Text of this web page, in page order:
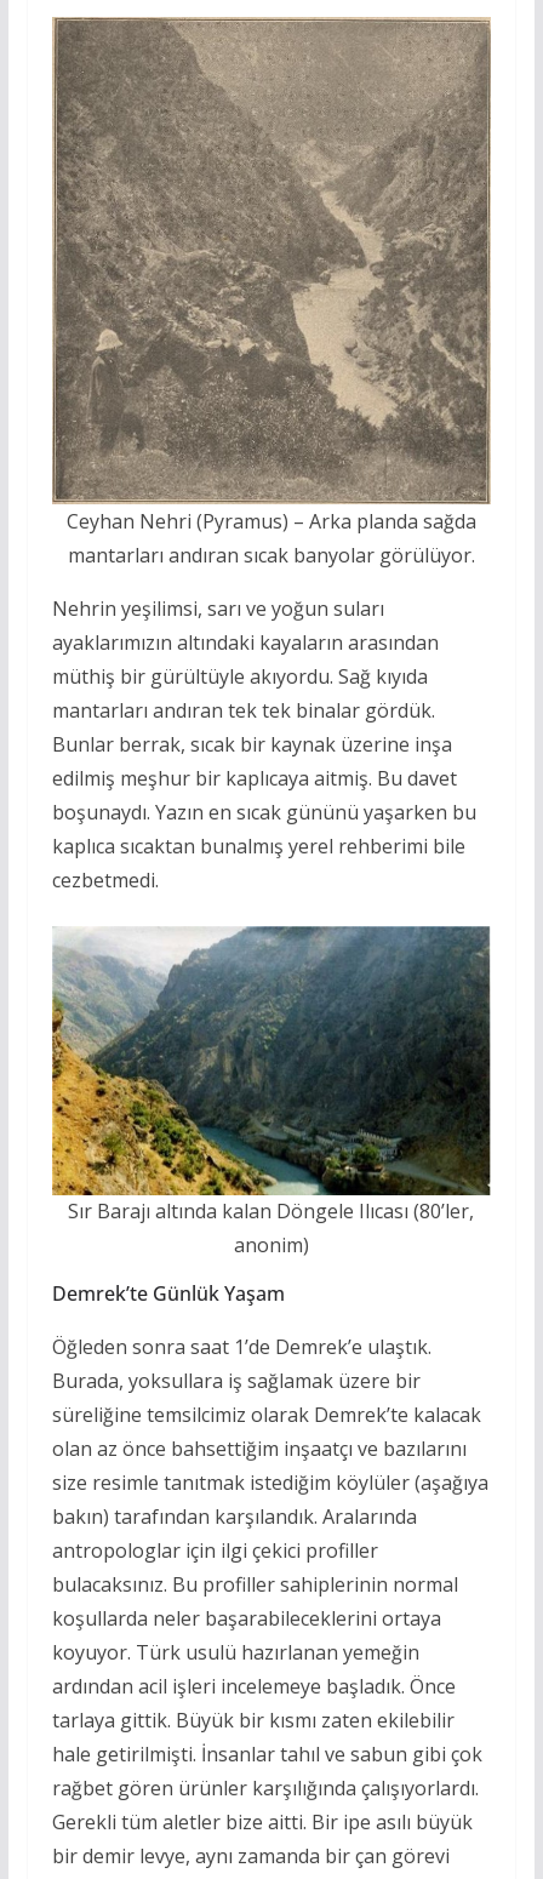
Ceyhan Nehri (Pyramus) – Arka planda sağda
mantarları andıran sıcak banyolar görülüyor.
Nehrin yeşilimsi, sarı ve yoğun suları
ayaklarımızın altındaki kayaların arasından
müthiş bir gürültüyle akıyordu. Sağ kıyıda
mantarları andıran tek tek binalar gördük.
Bunlar berrak, sıcak bir kaynak üzerine inşa
edilmiş meşhur bir kaplıcaya aitmiş. Bu davet
boşunaydı. Yazın en sıcak gününü yaşarken bu
kaplıca sıcaktan bunalmış yerel rehberimi bile
cezbetmedi.
Sır Barajı altında kalan Döngele Ilıcası (80’ler,
anonim)
Demrek’te Günlük Yaşam
Öğleden sonra saat 1’de Demrek’e ulaştık.
Burada, yoksullara iş sağlamak üzere bir
süreliğine temsilcimiz olarak Demrek’te kalacak
olan az önce bahsettiğim inşaatçı ve bazılarını
size resimle tanıtmak istediğim köylüler (aşağıya
bakın) tarafından karşılandık. Aralarında
antropologlar için ilgi çekici profiller
bulacaksınız. Bu profiller sahiplerinin normal
koşullarda neler başarabileceklerini ortaya
koyuyor. Türk usulü hazırlanan yemeğin
ardından acil işleri incelemeye başladık. Önce
tarlaya gittik. Büyük bir kısmı zaten ekilebilir
hale getirilmişti. İnsanlar tahıl ve sabun gibi çok
rağbet gören ürünler karşılığında çalışıyorlardı.
Gerekli tüm aletler bize aitti. Bir ipe asılı büyük
bir demir levye, aynı zamanda bir çan görevi